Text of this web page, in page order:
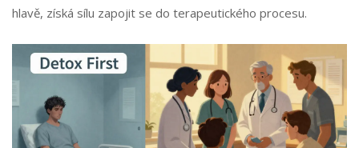
hlavě, získá sílu zapojit se do terapeutického procesu.